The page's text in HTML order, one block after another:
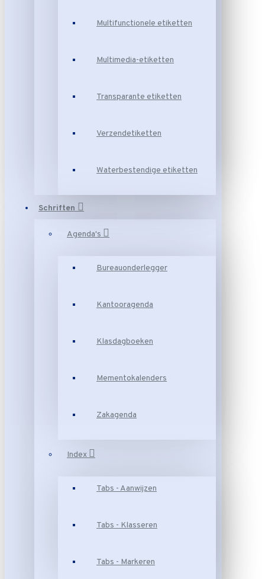
Multifunctionele etiketten
Multimedia-etiketten
Transparante etiketten
Verzendetiketten
Waterbestendige etiketten
Schriften
Agenda's
Bureauonderlegger
Kantooragenda
Klasdagboeken
Mementokalenders
Zakagenda
Index
Tabs - Aanwijzen
Tabs - Klasseren
Tabs - Markeren